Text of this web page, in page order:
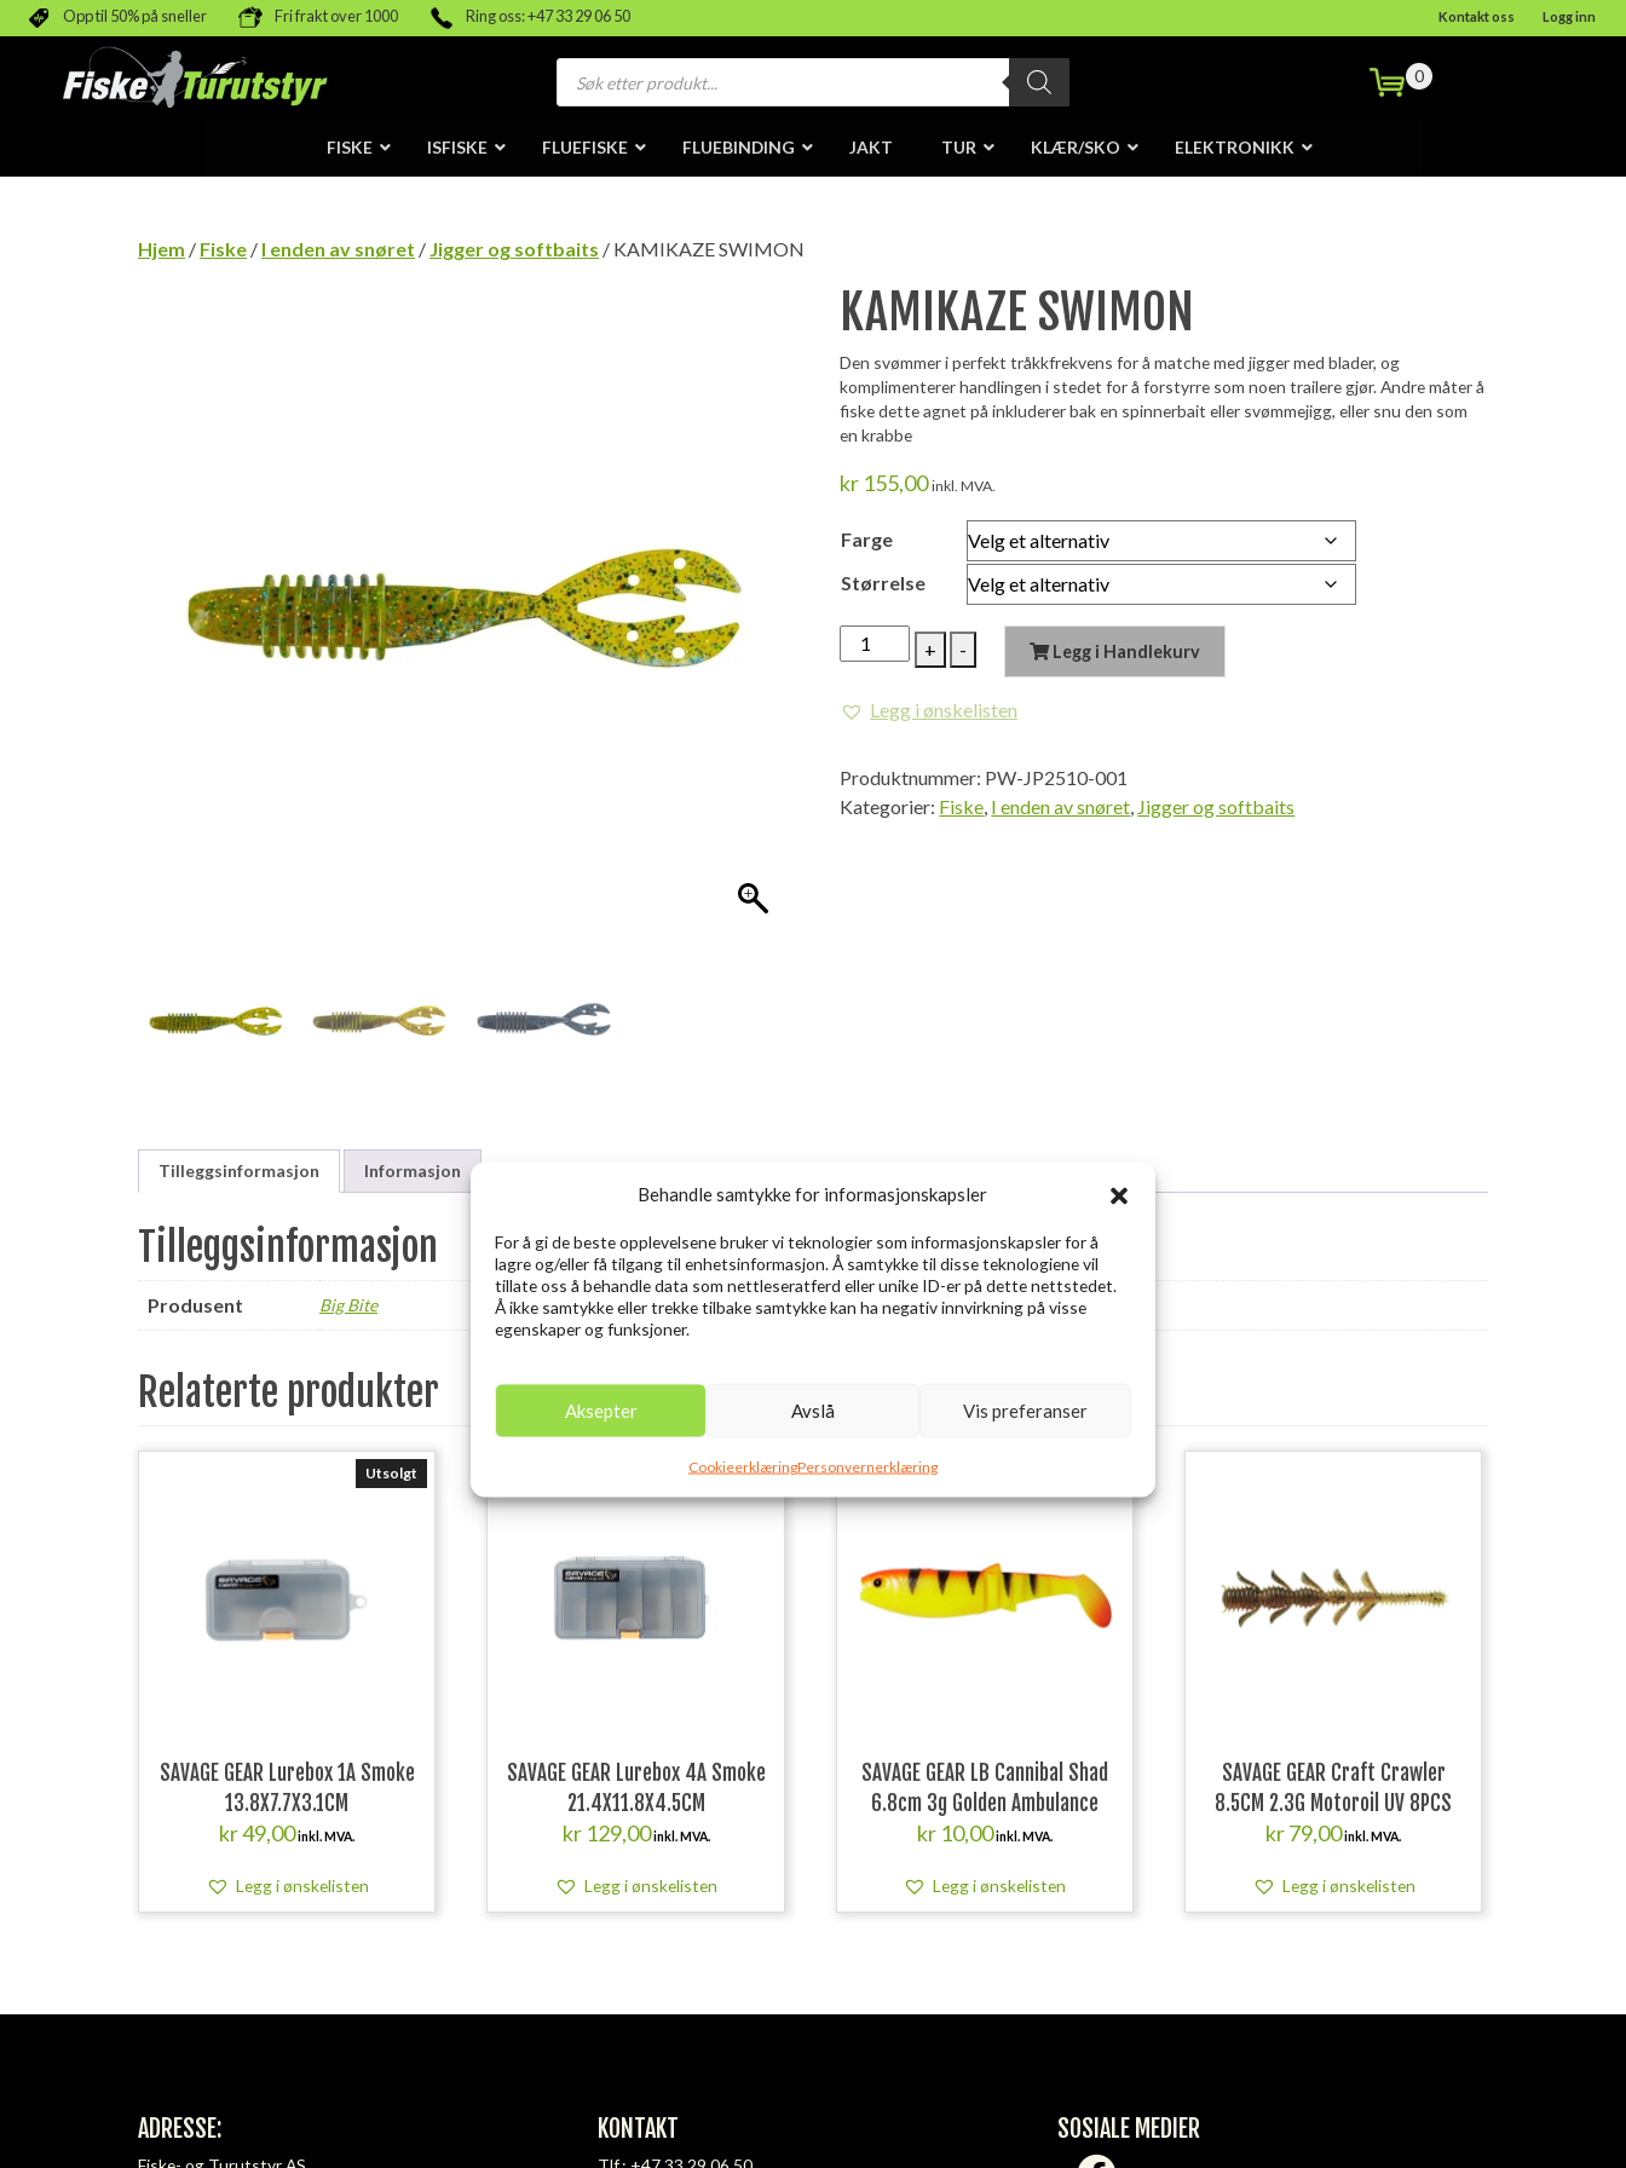
Behandle samtykke for informasjonskapsler
For å gi de beste opplevelsene bruker vi teknologier som informasjonskapsler for å
lagre og/eller få tilgang til enhetsinformasjon. Å samtykke til disse teknologiene vil
tillate oss å behandle data som nettleseratferd eller unike ID-er på dette nettstedet.
Å ikke samtykke eller trekke tilbake samtykke kan ha negativ innvirkning på visse
egenskaper og funksjoner.
Aksepter Avslå Vis preferanser
CookieerklæringPersonvernerklæring
Opp til 50% på sneller Fri frakt over 1000 Ring oss: +47 33 29 06 50 Kontakt oss Logg inn
Products
search
0
FISKE ISFISKE FLUEFISKE FLUEBINDING JAKT TUR KLÆR/SKO ELEKTRONIKK
Hjem / Fiske / I enden av snøret / Jigger og softbaits / KAMIKAZE SWIMON
KAMIKAZE SWIMON
Den svømmer i perfekt tråkkfrekvens for å matche med jigger med blader, og
komplimenterer handlingen i stedet for å forstyrre som noen trailere gjør. Andre måter å
fiske dette agnet på inkluderer bak en spinnerbait eller svømmejigg, eller snu den som
en krabbe
kr 155,00 inkl. MVA.
Farge
Størrelse
+
KAMIKAZE
SWIMON
- Legg i Handlekurv
Legg i ønskelisten
Produktnummer: PW-JP2510-001
Kategorier: Fiske, I enden av snøret, Jigger og softbaits
Tilleggsinformasjon Informasjon
Tilleggsinformasjon
Produsent Big Bite
Relaterte produkter
Utsolgt
SAVAGE GEAR Lurebox 1A Smoke
13.8X7.7X3.1CM
kr49,00inkl. MVA.
Legg i ønskelisten
Utsolgt
SAVAGE GEAR Lurebox 4A Smoke
21.4X11.8X4.5CM
kr129,00 inkl. MVA.
Legg i ønskelisten
SAVAGE GEAR LB Cannibal Shad
6.8cm 3g Golden Ambulance
kr10,00inkl. MVA.
Legg i ønskelisten
SAVAGE GEAR Craft Crawler
8.5CM 2.3G Motoroil UV 8PCS
kr79,00inkl. MVA.
Legg i ønskelisten
ADRESSE: KONTAKT SOSIALE MEDIER